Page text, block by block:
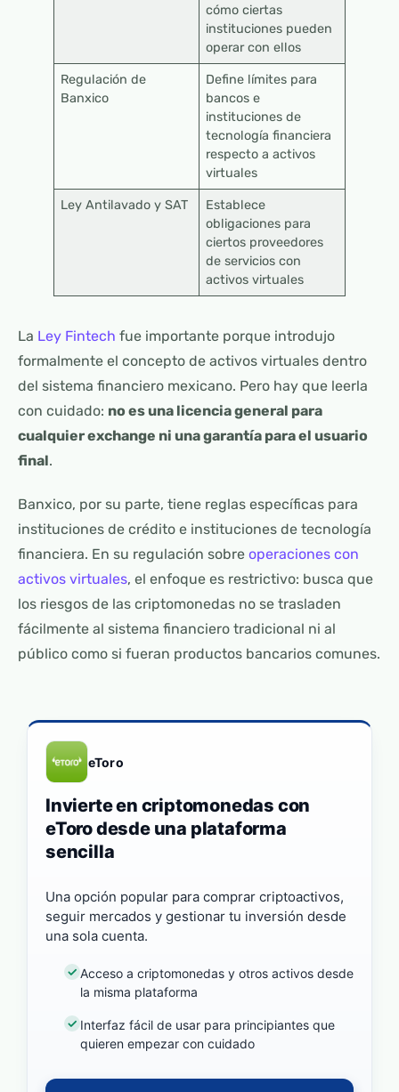
cómo ciertas
instituciones pueden
operar con ellos
Regulación de
Banxico
Define límites para
bancos e
instituciones de
tecnología financiera
respecto a activos
virtuales
Ley Antilavado y SAT
Establece
obligaciones para
ciertos proveedores
de servicios con
activos virtuales
La Ley Fintech fue importante porque introdujo
formalmente el concepto de activos virtuales dentro
del sistema financiero mexicano. Pero hay que leerla
con cuidado: no es una licencia general para
cualquier exchange ni una garantía para el usuario
final.
Banxico, por su parte, tiene reglas específicas para
instituciones de crédito e instituciones de tecnología
financiera. En su regulación sobre operaciones con
activos virtuales, el enfoque es restrictivo: busca que
los riesgos de las criptomonedas no se trasladen
fácilmente al sistema financiero tradicional ni al
público como si fueran productos bancarios comunes.
eToro
Invierte en criptomonedas con
eToro desde una plataforma
sencilla
Una opción popular para comprar criptoactivos,
seguir mercados y gestionar tu inversión desde
una sola cuenta.
Acceso a criptomonedas y otros activos desde
la misma plataforma
Interfaz fácil de usar para principiantes que
quieren empezar con cuidado